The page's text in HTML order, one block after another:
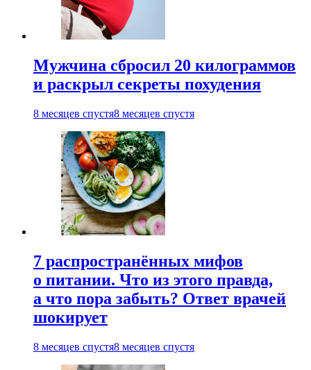
Мужчина сбросил 20 килограммов
и раскрыл секреты похудения
8 месяцев спустя8 месяцев спустя
7 распространённых мифов
о питании. Что из этого правда,
а что пора забыть? Ответ врачей
шокирует
8 месяцев спустя8 месяцев спустя